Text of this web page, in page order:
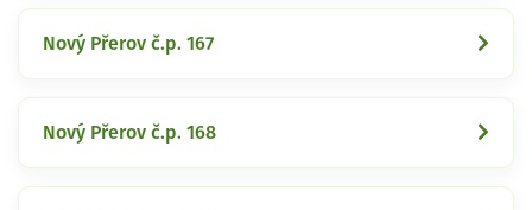
Nový Přerov č.p. 167
Nový Přerov č.p. 168